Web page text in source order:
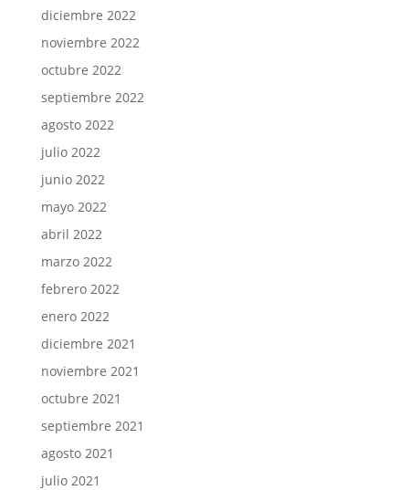
diciembre 2022
noviembre 2022
octubre 2022
septiembre 2022
agosto 2022
julio 2022
junio 2022
mayo 2022
abril 2022
marzo 2022
febrero 2022
enero 2022
diciembre 2021
noviembre 2021
octubre 2021
septiembre 2021
agosto 2021
julio 2021